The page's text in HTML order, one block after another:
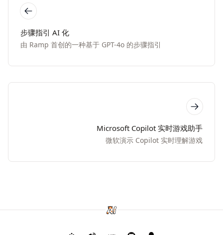
步骤指引 AI 化
由 Ramp 首创的一种基于 GPT-4o 的步骤指引
Microsoft Copilot 实时游戏助手
微软演示 Copilot 实时理解游戏